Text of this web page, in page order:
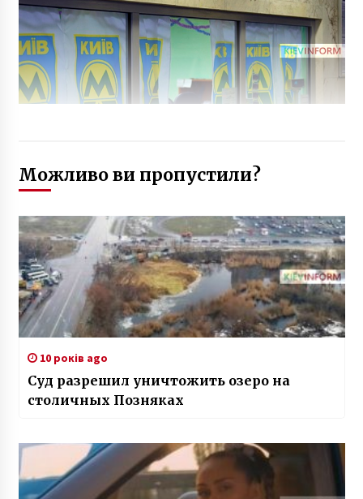
Можливо ви пропустили?
10 років ago
Суд разрешил уничтожить озеро на
столичных Позняках